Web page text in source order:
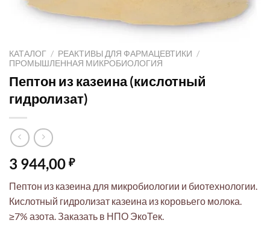
КАТАЛОГ / РЕАКТИВЫ ДЛЯ ФАРМАЦЕВТИКИ /
ПРОМЫШЛЕННАЯ МИКРОБИОЛОГИЯ
Пептон из казеина (кислотный
гидролизат)
3 944,00 ₽
Пептон из казеина для микробиологии и биотехнологии.
Кислотный гидролизат казеина из коровьего молока.
≥7% азота. Заказать в НПО ЭкоТек.